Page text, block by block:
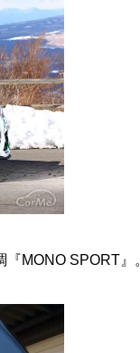
MONO SPORT』